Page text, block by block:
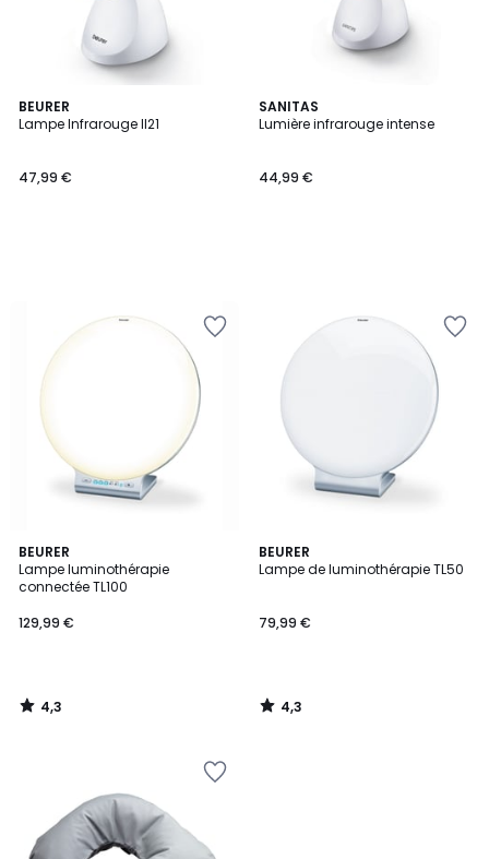
BEURER
Lampe Infrarouge Il21
47,99 €
SANITAS
Lumière infrarouge intense
44,99 €
BEURER
Lampe luminothérapie
connectée TL100
129,99 €
4,3
/ 5
4,3
/
BEURER
Lampe de luminothérapie TL50
79,99 €
4,3
/ 5
4,3
/